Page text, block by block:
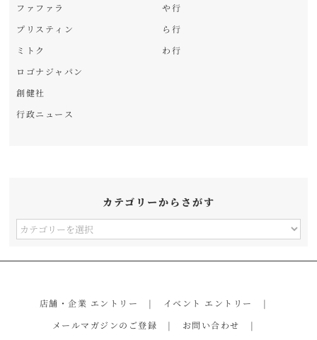
ファファラ
プリスティン
ミトク
ロゴナジャパン
創健社
行政ニュース
や行
ら行
わ行
カテゴリーからさがす
カ
店舗・企業 エントリー
イベント エントリー
メールマガジンのご登録
お問い合わせ